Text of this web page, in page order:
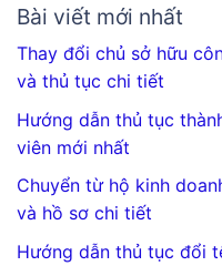
Bài viết mới nhất
Thay đổi chủ sở hữu
và thủ tục chi tiết
Hướng dẫn thủ tục
viên mới nhất
Chuyển từ hộ kinh
và hồ sơ chi tiết
Hướng dẫn thủ tục đổi